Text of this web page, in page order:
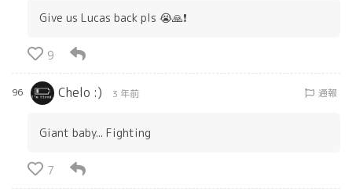
Give us Lucas back pls 😭🙏❗
9
96 Chelo :) 3 年前 通報
Giant baby... Fighting
7